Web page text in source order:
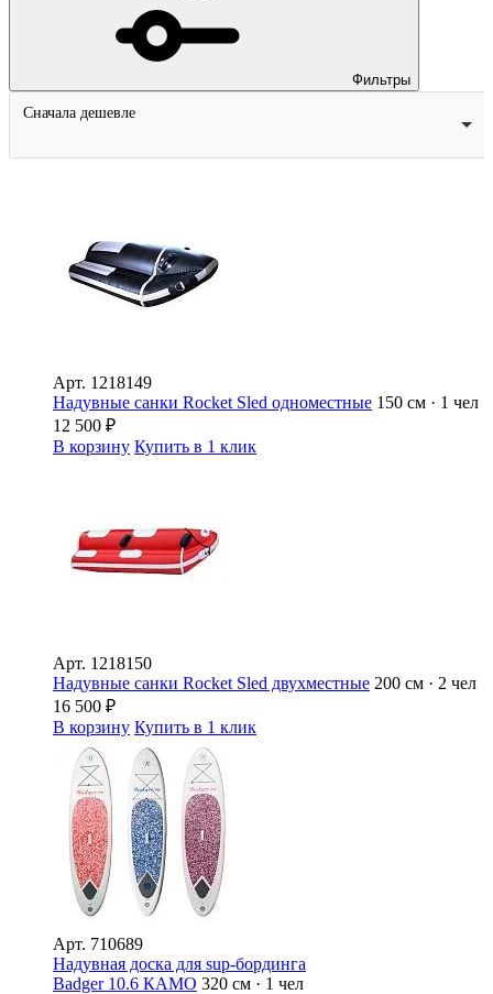
Фильтры
Сначала дешевле
Арт. 1218149
Надувные санки Rocket Sled одноместные 150 см · 1 чел
12 500 ₽
В корзину Купить в 1 клик
Арт. 1218150
Надувные санки Rocket Sled двухместные 200 см · 2 чел
16 500 ₽
В корзину Купить в 1 клик
Арт. 710689
Надувная доска для sup-бординга
Badger 10.6 КАМО 320 см · 1 чел